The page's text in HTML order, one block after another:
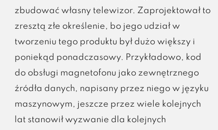
zbudować własny telewizor. Zaprojektował to
zresztą złe określenie, bo jego udział w
tworzeniu tego produktu był dużo większy i
poniekąd ponadczasowy. Przykładowo, kod
do obsługi magnetofonu jako zewnętrznego
źródła danych, napisany przez niego w języku
maszynowym, jeszcze przez wiele kolejnych
lat stanowił wyzwanie dla kolejnych